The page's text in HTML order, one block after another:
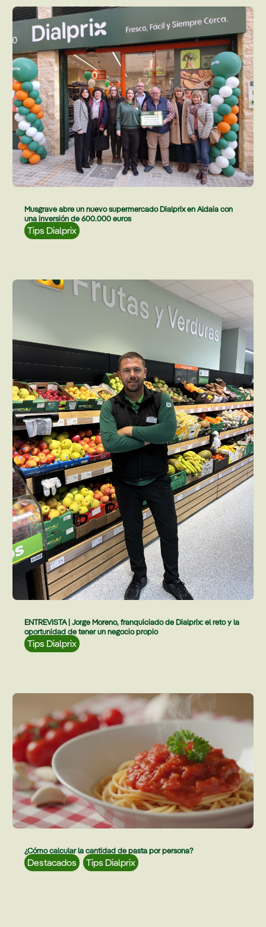
Musgrave abre un nuevo supermercado Dialprix en Aldaia con
una inversión de 600.000 euros
Tips Dialprix
ENTREVISTA | Jorge Moreno, franquiciado de Dialprix: el reto y la
oportunidad de tener un negocio propio
Tips Dialprix
¿Cómo calcular la cantidad de pasta por persona?
Destacados , Tips Dialprix